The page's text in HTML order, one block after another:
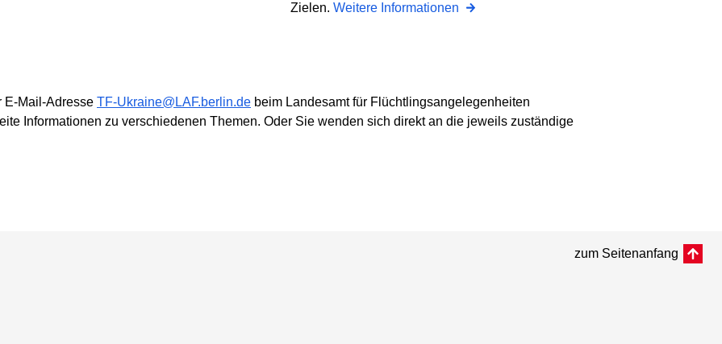
Zielen. Weitere Informationen
E-Mail-Adresse TF-Ukraine@LAF.berlin.de beim Landesamt für Flüchtlingsangelegenheiten
Informationen zu verschiedenen Themen. Oder Sie wenden sich direkt an die jeweils zuständige
zum Seitenanfang